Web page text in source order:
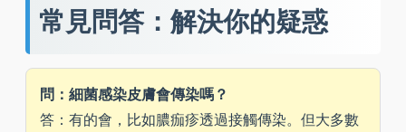
常見問答：解決你的疑惑
問：細菌感染皮膚會傳染嗎？
答：有的會，比如膿痂疹透過接觸傳染。但大多數